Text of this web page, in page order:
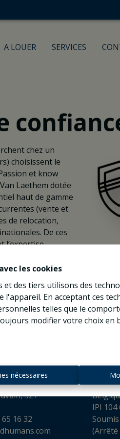
les cookies
des tiers utilisons des
En acceptant ces
telles que le
modifier votre choix en
nécessaires
A LOUER SERVICES
chez un
choisissent le
et know
Laethem dotée
haut de gamme
(vente et
de relocation,
De ces
l’expertise.
srl
521
16 32
Agent
IPI 104
(Arrêté